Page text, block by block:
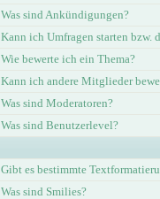
Was sind Ankündigungen?
Kann ich Umfragen starten bzw.
Wie bewerte ich ein Thema?
Kann ich andere Mitglieder
Was sind Moderatoren?
Was sind Benutzerlevel?
Gibt es bestimmte
Was sind Smilies?